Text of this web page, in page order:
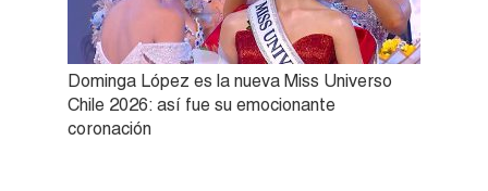
Dominga López es la nueva Miss Universo
Chile 2026: así fue su emocionante
coronación